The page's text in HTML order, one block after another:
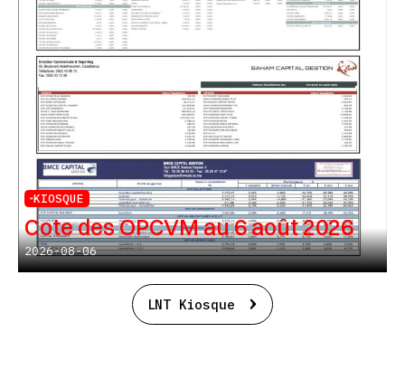
KIOSQUE
Cote des OPCVM au 6 août 2026
2026-08-06
LNT Kiosque